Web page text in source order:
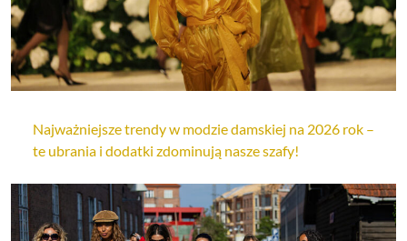
Najważniejsze trendy w modzie damskiej na 2026 rok –
te ubrania i dodatki zdominują nasze szafy!